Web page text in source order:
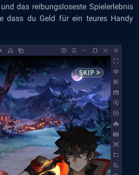
das reibungsloseste Spielerlebnis
dass du Geld für ein teures Handy